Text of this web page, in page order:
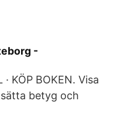
-
KÖP BOKEN. Visa
betyg och